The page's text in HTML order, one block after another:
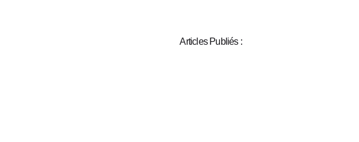
Articles Publiés :